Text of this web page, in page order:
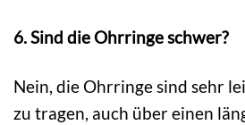
6. Sind die Ohrringe schwer?
Nein, die Ohrringe sind sehr
zu tragen, auch über einen